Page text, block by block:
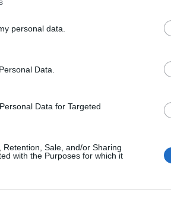
personal data.
Data.
Data for Targeted
Sale, and/or Sharing
with the Purposes for which it
dal menù del sito o
le tue foto